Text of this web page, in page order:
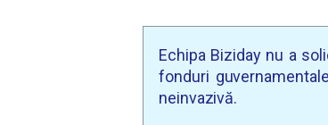
Echipa Biziday nu a
fonduri
neinvazivă.